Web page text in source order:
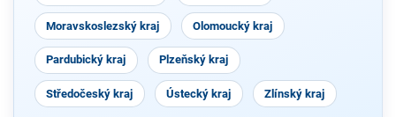
Moravskoslezský kraj Olomoucký kraj
Pardubický kraj Plzeňský kraj
Středočeský kraj Ústecký kraj Zlínský kraj